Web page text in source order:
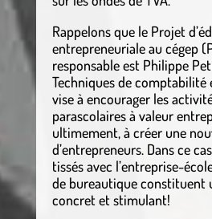
Rappelons que le Projet
entrepreneuriale au cégep
responsable est Philippe
Techniques de comptabilité
vise à encourager les
parascolaires à valeur
ultimement, à créer une
d’entrepreneurs. Dans ce
tissés avec l’entreprise-
de bureautique constituent
concret et stimulant!